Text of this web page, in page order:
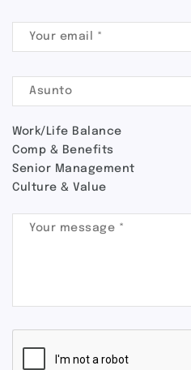
Work/Life Balance
Comp & Benefits
Senior Management
Culture & Value